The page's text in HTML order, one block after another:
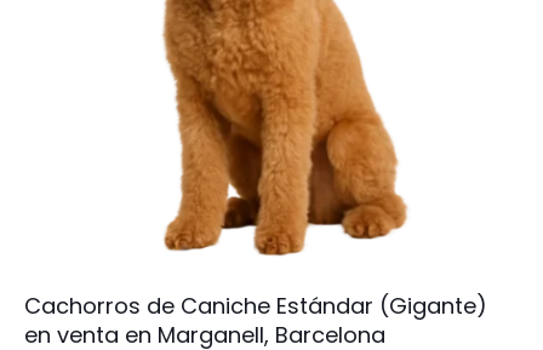
Cachorros de Caniche Estándar (Gigante)
en venta en Marganell, Barcelona